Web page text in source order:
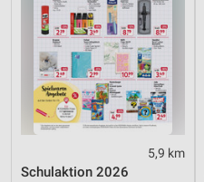
5,9 km
Schulaktion 2026